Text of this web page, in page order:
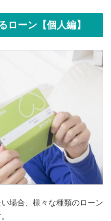
ローン【個人編】
場合、様々な種類のローン